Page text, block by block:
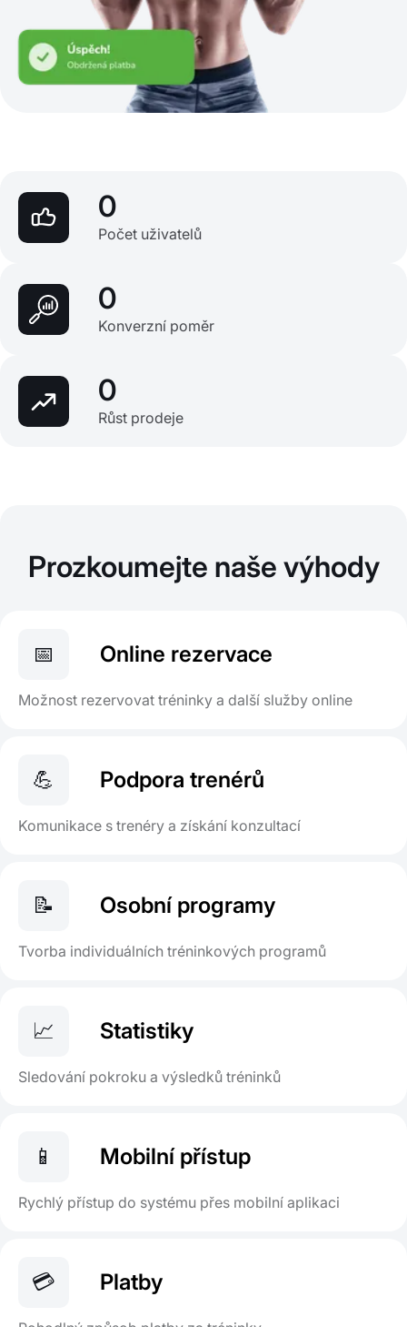
0
Počet uživatelů
0
Konverzní poměr
0
Růst prodeje
Prozkoumejte naše výhody
📅 Online rezervace
Možnost rezervovat tréninky a další služby online
💪 Podpora trenérů
Komunikace s trenéry a získání konzultací
📝 Osobní programy
Tvorba individuálních tréninkových programů
📈 Statistiky
Sledování pokroku a výsledků tréninků
📱 Mobilní přístup
Rychlý přístup do systému přes mobilní aplikaci
💳 Platby